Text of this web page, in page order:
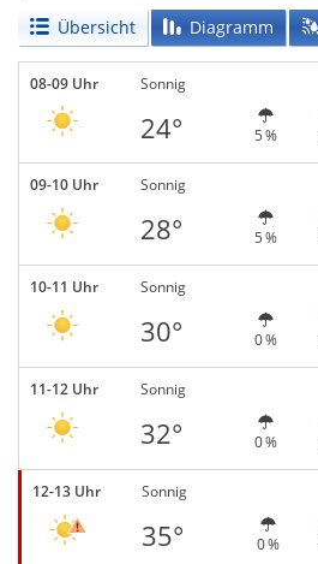
Übersicht Diagramm
08-09 Uhr Sonnig
24° 5 %
09-10 Uhr Sonnig
28° 5 %
10-11 Uhr Sonnig
30° 0 %
11-12 Uhr Sonnig
32° 0 %
12-13 Uhr Sonnig
35° 0 %